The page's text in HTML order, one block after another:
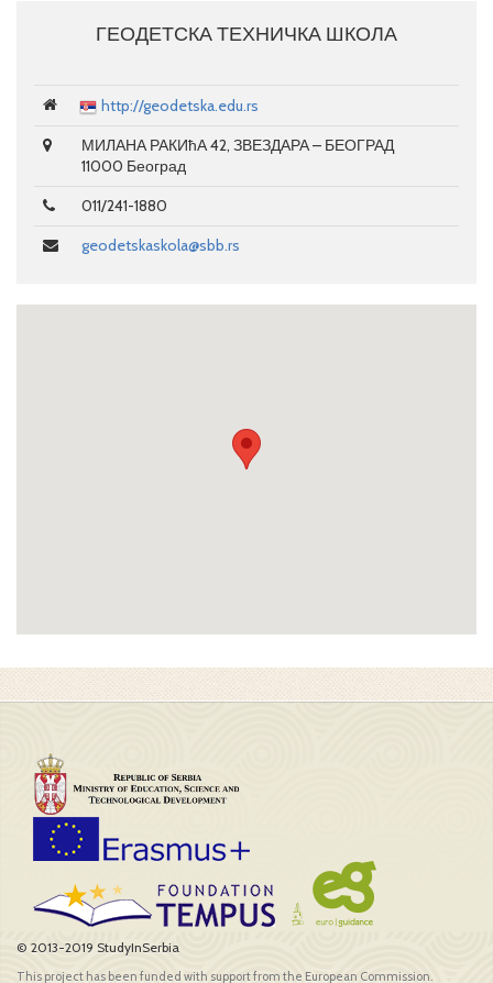
ГЕОДЕТСКА ТЕХНИЧКА ШКОЛА
http://geodetska.edu.rs
МИЛАНА РАКИћА 42, ЗВЕЗДАРА – БЕОГРАД
11000 Београд
011/241-1880
geodetskaskola@sbb.rs
© 2013-2019 StudyInSerbia
This project has been funded with support from the European Commission.